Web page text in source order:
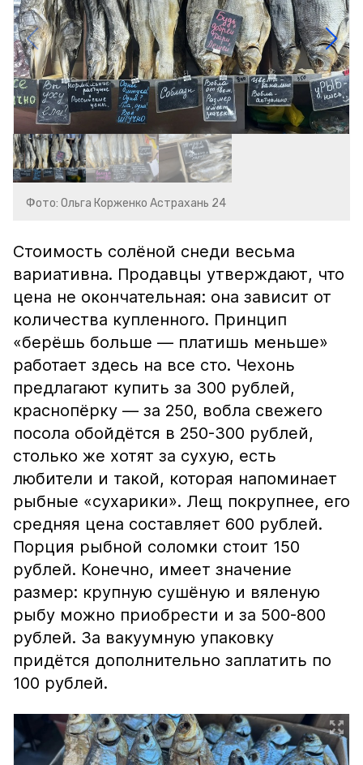
Фото: Ольга Корженко Астрахань 24
Стоимость солёной снеди весьма
вариативна. Продавцы утверждают, что
цена не окончательная: она зависит от
количества купленного. Принцип
«берёшь больше — платишь меньше»
работает здесь на все сто. Чехонь
предлагают купить за 300 рублей,
краснопёрку — за 250, вобла свежего
посола обойдётся в 250-300 рублей,
столько же хотят за сухую, есть
любители и такой, которая напоминает
рыбные «сухарики». Лещ покрупнее, его
средняя цена составляет 600 рублей.
Порция рыбной соломки стоит 150
рублей. Конечно, имеет значение
размер: крупную сушёную и вяленую
рыбу можно приобрести и за 500-800
рублей. За вакуумную упаковку
придётся дополнительно заплатить по
100 рублей.